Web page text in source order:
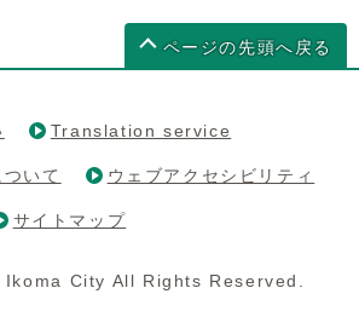
ページの先頭へ戻る
Translation service
いて ウェブアクセシビリティ
サイトマップ
City All Rights Reserved.